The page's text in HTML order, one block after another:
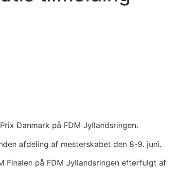
Danmark på FDM Jyllandsringen.
afdeling af mesterskabet den 8-9. juni.
Finalen på FDM Jyllandsringen efterfulgt af